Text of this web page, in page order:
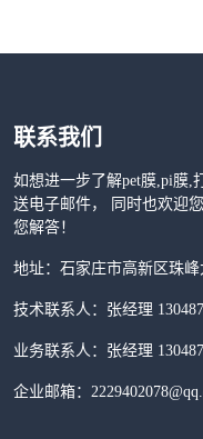
联系我们
如想进一步了解pet膜,pi膜,
送电子邮件， 同时也欢迎
您解答！
地址：石家庄市高新区珠峰
技术联系人：张经理
业务联系人：张经理
企业邮箱：